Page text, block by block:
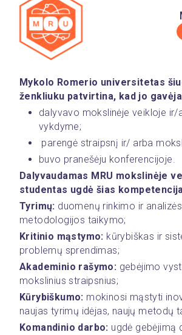
Mykolo Romerio universitetas
ženkliuku patvirtina, kad jo
dalyvavo mokslinėje veikloje ir/
vykdyme;
parengė straipsnį ir/ arba
buvo pranešėju konferencijoje.
Dalyvaudamas MRU mokslinėje
studentas ugdė šias
Tyrimų: duomenų rinkimo ir
metodologijos taikymo;
Kritinio mąstymo: kūrybiškas ir
problemų sprendimas;
Akademinio rašymo: gebėjimo
mokslinius straipsnius;
Kūrybiškumo: mokinosi mąstyti
naujas tyrimų idėjas, naujų metodų
Komandinio darbo: ugdė gebėjimą